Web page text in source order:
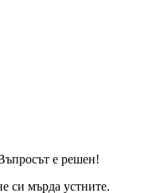
е решен!
си мърда устните.